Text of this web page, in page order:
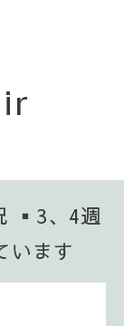
▪️3、4週
います